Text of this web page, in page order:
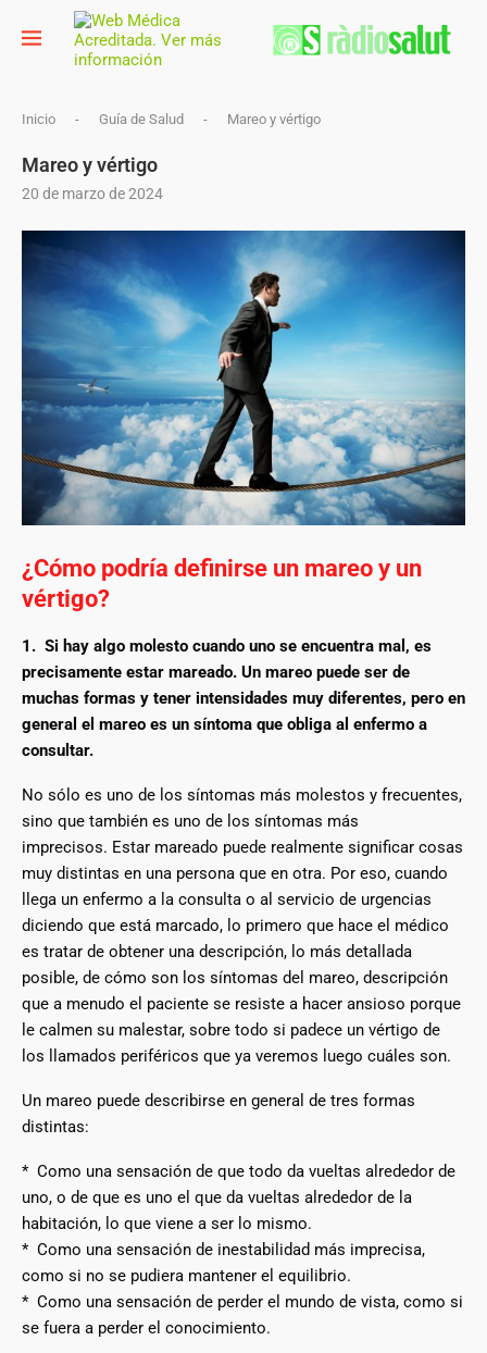
Inicio - Guía de Salud - Mareo y vértigo
Mareo y vértigo
20 de marzo de 2024
¿Cómo podría definirse un mareo y un
vértigo?
1. Si hay algo molesto cuando uno se encuentra mal, es
precisamente estar mareado. Un mareo puede ser de
muchas formas y tener intensidades muy diferentes, pero en
general el mareo es un síntoma que obliga al enfermo a
consultar.
No sólo es uno de los síntomas más molestos y frecuentes,
sino que también es uno de los síntomas más
imprecisos. Estar mareado puede realmente significar cosas
muy distintas en una persona que en otra. Por eso, cuando
llega un enfermo a la consulta o al servicio de urgencias
diciendo que está marcado, lo primero que hace el médico
es tratar de obtener una descripción, lo más detallada
posible, de cómo son los síntomas del mareo, descripción
que a menudo el paciente se resiste a hacer ansioso porque
le calmen su malestar, sobre todo si padece un vértigo de
los llamados periféricos que ya veremos luego cuáles son.
Un mareo puede describirse en general de tres formas
distintas:
* Como una sensación de que todo da vueltas alrededor de
uno, o de que es uno el que da vueltas alrededor de la
habitación, lo que viene a ser lo mismo.
* Como una sensación de inestabilidad más imprecisa,
como si no se pudiera mantener el equilibrio.
* Como una sensación de perder el mundo de vista, como si
se fuera a perder el conocimiento.